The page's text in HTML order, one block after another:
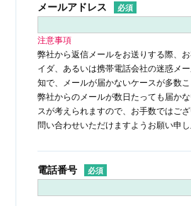
メールアドレス
注意事項
弊社から返信メールをお送りする際、
イダ、あるいは携帯電話会社の迷惑メ
知で、メールが届かないケースが多数こ
弊社からのメールが数日たっても届か
スが考えられますので、お手数ではご
問い合わせいただけますようお願い申し
電話番号